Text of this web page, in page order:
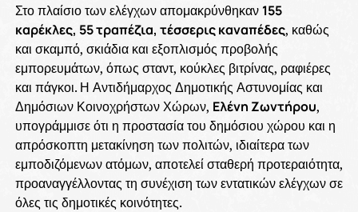
Στο πλαίσιο των ελέγχων απομακρύνθηκαν 155
καρέκλες, 55 τραπέζια, τέσσερις καναπέδες, καθώς
και σκαμπό, σκιάδια και εξοπλισμός προβολής
εμπορευμάτων, όπως σταντ, κούκλες βιτρίνας, ραφιέρες
και πάγκοι. Η Αντιδήμαρχος Δημοτικής Αστυνομίας και
Δημόσιων Κοινοχρήστων Χώρων, Ελένη Ζωντήρου,
υπογράμμισε ότι η προστασία του δημόσιου χώρου και η
απρόσκοπτη μετακίνηση των πολιτών, ιδιαίτερα των
εμποδιζόμενων ατόμων, αποτελεί σταθερή προτεραιότητα,
προαναγγέλλοντας τη συνέχιση των εντατικών ελέγχων σε
όλες τις δημοτικές κοινότητες.